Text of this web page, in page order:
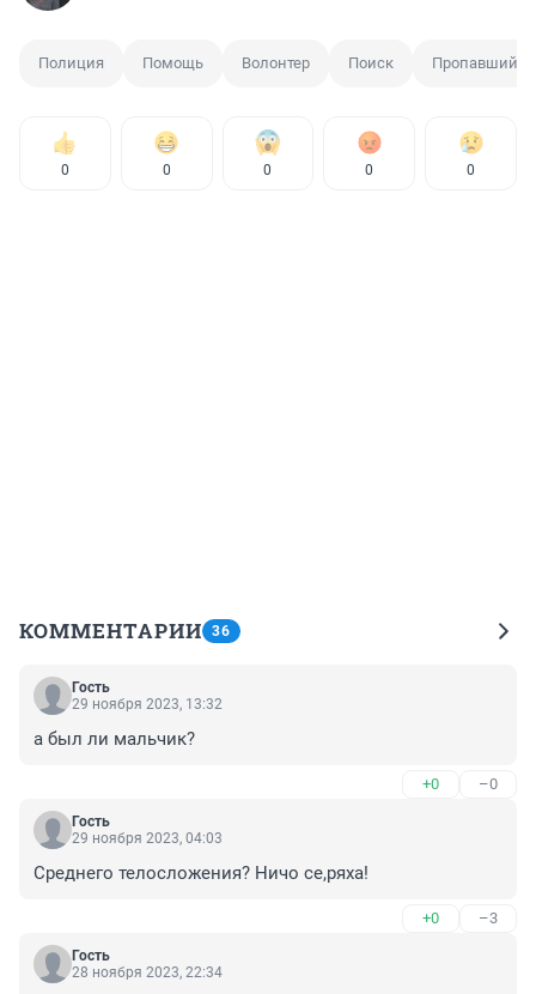
Полиция Помощь Волонтер Поиск Пропавший
0 0 0 0 0
КОММЕНТАРИИ 36
Гость
29 ноября 2023, 13:32
а был ли мальчик?
+0 –0
Гость
29 ноября 2023, 04:03
Среднего телосложения? Ничо се,ряха!
+0 –3
Гость
28 ноября 2023, 22:34